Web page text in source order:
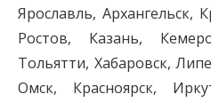
Ярославль, Архангельск,
Ростов, Казань,
Тольятти, Хабаровск,
Омск, Красноярск,